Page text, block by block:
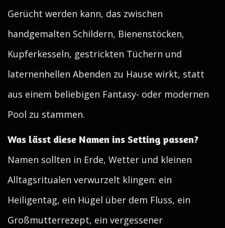
Gerücht werden kann, das zwischen
handgemalten Schildern, Bienenstöcken,
Kupferkesseln, gestrickten Tüchern und
laternenhellen Abenden zu Hause wirkt, statt
aus einem beliebigen Fantasy- oder modernen
Pool zu stammen.
Was lässt diese Namen ins Setting passen?
Namen sollten in Erde, Wetter und kleinen
Alltagsritualen verwurzelt klingen: ein
Heiligentag, ein Hügel über dem Fluss, ein
Großmutterrezept, ein vergessener